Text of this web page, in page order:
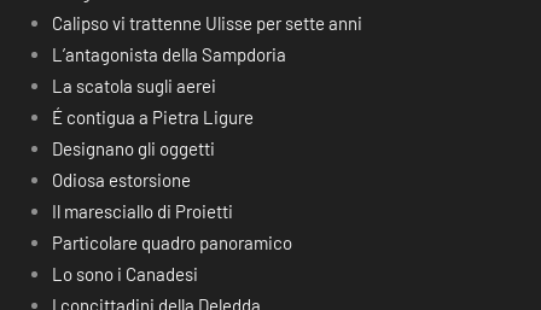
Calipso vi trattenne Ulisse per sette anni
L’antagonista della Sampdoria
La scatola sugli aerei
É contigua a Pietra Ligure
Designano gli oggetti
Odiosa estorsione
Il maresciallo di Proietti
Particolare quadro panoramico
Lo sono i Canadesi
I concittadini della Deledda